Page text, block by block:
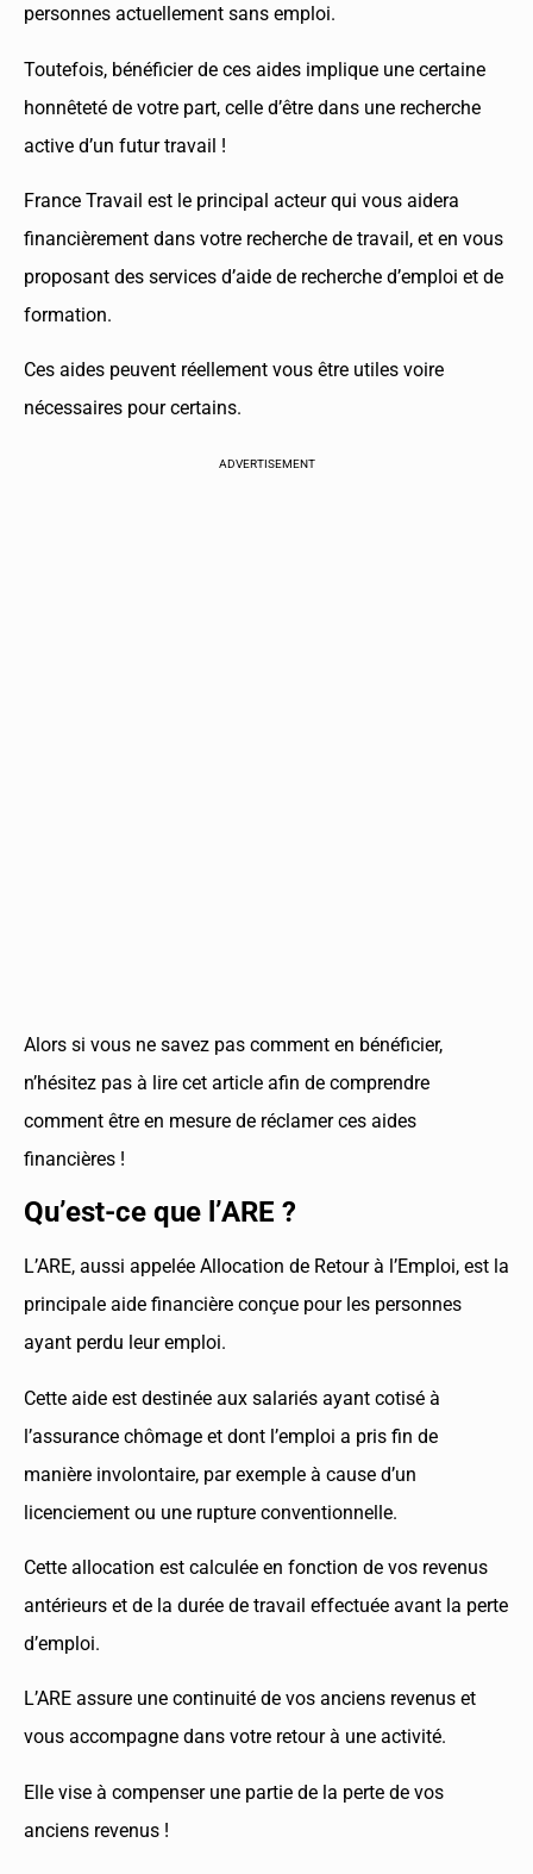
personnes actuellement sans emploi.
Toutefois, bénéficier de ces aides implique une certaine
honnêteté de votre part, celle d’être dans une recherche
active d’un futur travail !
France Travail est le principal acteur qui vous aidera
financièrement dans votre recherche de travail, et en vous
proposant des services d’aide de recherche d’emploi et de
formation.
Ces aides peuvent réellement vous être utiles voire
nécessaires pour certains.
ADVERTISEMENT
Alors si vous ne savez pas comment en bénéficier,
n’hésitez pas à lire cet article afin de comprendre
comment être en mesure de réclamer ces aides
financières !
Qu’est-ce que l’ARE ?
L’ARE, aussi appelée Allocation de Retour à l’Emploi, est la
principale aide financière conçue pour les personnes
ayant perdu leur emploi.
Cette aide est destinée aux salariés ayant cotisé à
l’assurance chômage et dont l’emploi a pris fin de
manière involontaire, par exemple à cause d’un
licenciement ou une rupture conventionnelle.
Cette allocation est calculée en fonction de vos revenus
antérieurs et de la durée de travail effectuée avant la perte
d’emploi.
L’ARE assure une continuité de vos anciens revenus et
vous accompagne dans votre retour à une activité.
Elle vise à compenser une partie de la perte de vos
anciens revenus !